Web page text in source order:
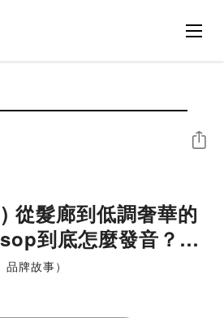
從髮廊到低調奢華的
到底怎麼發音？｜
牌故事）
シェア